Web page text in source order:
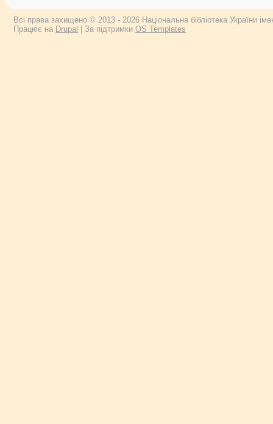
Всі права захищено © 2013 - 2026 Національна бібліотека України
Працює на Drupal | За підтримки OS Templates